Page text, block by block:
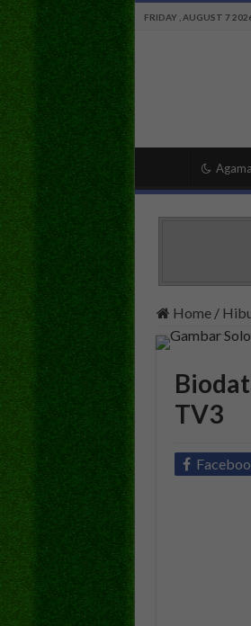
FRIDAY , AUGUST 7
Agama
Home /
TV3